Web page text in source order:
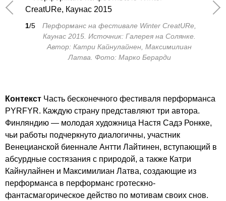
1/5
Перформанс на фестивале Winter CreatURe,
Каунас 2015. Источник: Галерея на Солянке.
Автор: Катри Кайнулайнен, Максимилиан
Латва. Фото: Марко Берарди
Контекст Часть бесконечного фестиваля перформанса
PYRFYR. Каждую страну представляют три автора.
Финляндию — молодая художница Настя Садэ Ронкке,
чьи работы подчеркнуто диалогичны, участник
Венецианской биеннале Антти Лайтинен, вступающий в
абсурдные состязания с природой, а также Катри
Кайнулайнен и Максимилиан Латва, создающие из
перформанса в перформанс гротескно-
фантасмагорическое действо по мотивам своих снов.